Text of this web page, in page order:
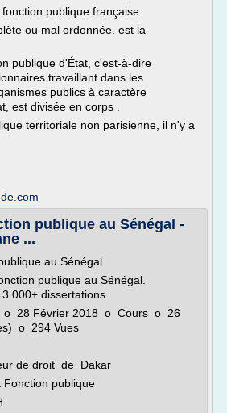
publique française
ou mal ordonnée. est la
publique d'État, c'est-à-dire
travaillant dans les
publics à caractère
est divisée en corps .
territoriale non parisienne, il n'y a
publique au Sénégal -
...
au Sénégal
publique au Sénégal.
000+ dissertations
o 28 Février 2018 o Cours o 26
o 294 Vues
de droit de Dakar
Fonction publique